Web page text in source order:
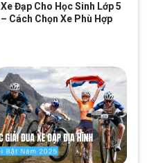
Xe Đạp Cho Học Sinh Lớp 5
– Cách Chọn Xe Phù Hợp